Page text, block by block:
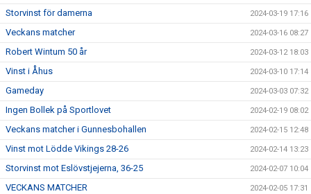
Storvinst för damerna 2024-03-19 17:16
Veckans matcher 2024-03-16 08:27
Robert Wintum 50 år 2024-03-12 18:03
Vinst i Åhus 2024-03-10 17:14
Gameday 2024-03-03 07:32
Ingen Bollek på Sportlovet 2024-02-19 08:02
Veckans matcher i Gunnesbohallen 2024-02-15 12:48
Vinst mot Lödde Vikings 28-26 2024-02-14 13:23
Storvinst mot Eslövstjejerna, 36-25 2024-02-07 10:04
VECKANS MATCHER 2024-02-05 17:31